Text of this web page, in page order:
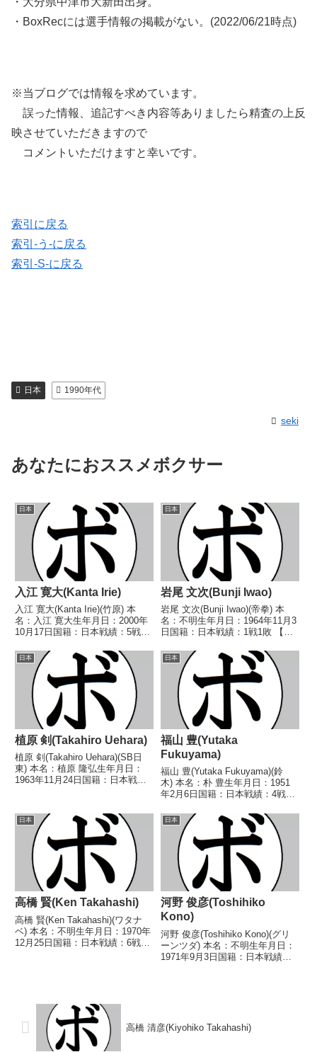
・BoxRecには選手情報の掲載がない。(2022/06/21時点)
※当ブログでは情報を求めています。
誤った情報、追記すべき内容等ありましたら精査の上反
映させていただきますので
コメントいただけますと幸いです。
索引に戻る
索引-う-に戻る
索引-S-に戻る
日本 1990年代
seki
あなたにおススメボクサー
日本
入江 寛大(Kanta Irie)
入江 寛大(Kanta Irie)(竹原) 本
名：入江 寛大生年月日：2000年
10月17日国籍：日本戦績：5戦1
なし 【戦歴】2023/12/17
●2RTKO 山名 生竜(HKスポー
ツ)■2024年...
日本
岩尾 文次(Bunji Iwao)
岩尾 文次(Bunji Iwao)(帝拳) 本
名：不明生年月日：1964年11月3
日国籍：日本戦績：1戦1敗 【獲
1990/02/17 ●4R判定 (採点不
明) 益谷 正巳(国際) 【補足情
報】・兵庫県宝塚市売布出...
日本
植原 剣(Takahiro Uehara)
植原 剣(Takahiro Uehara)(SB日
東) 本名：植原 隆弘生年月日：
1963年11月24日国籍：日本戦
1983/12/13 ●1RKO 石関 信幸
(高崎)1984/02...
日本
福山 豊(Yutaka
Fukuyama)
福山 豊(Yutaka Fukuyama)(鈴
木) 本名：朴 豊生年月日：1951
年2月6日国籍：日本戦績：4戦3
し 【戦歴】1969/11/16
●2RKO 山口 光博(岡
野)1970/01/18 △4R判定 (...
日本
高橋 賢(Ken Takahashi)
高橋 賢(Ken Takahashi)(ワタナ
ベ) 本名：不明生年月日：1970年
12月25日国籍：日本戦績：6戦2
日本
河野 俊彦(Toshihiko
Kono)
河野 俊彦(Toshihiko Kono)(グリ
ーンツダ) 本名：不明生年月日：
1971年9月3日国籍：日本戦績：
高橋 清彦(Kiyohiko Takahashi)